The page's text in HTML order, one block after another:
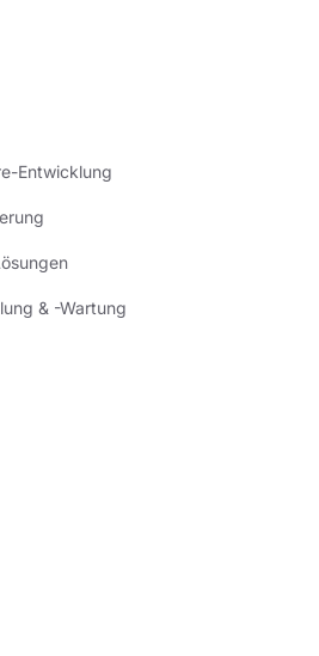
Entwicklung
& -Wartung